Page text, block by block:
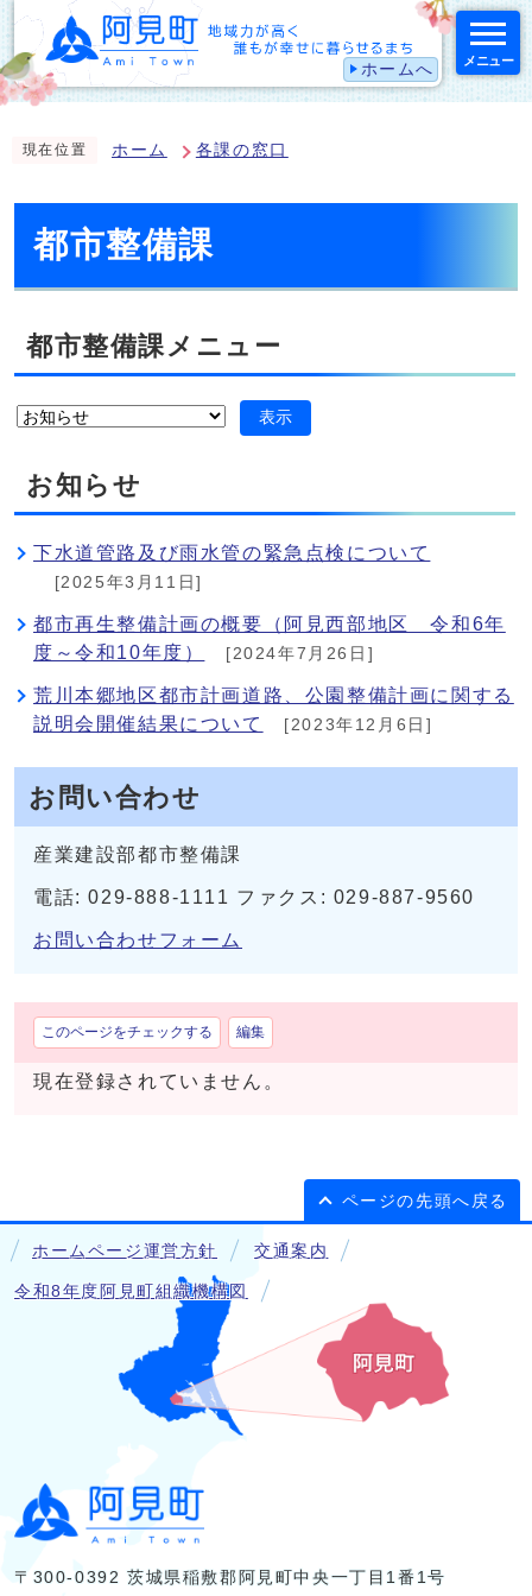
ホームへ メニュー
現在位置 ホーム 各課の窓口
都市整備課
都市整備課メニュー
表示
お知らせ
下水道管路及び雨水管の緊急点検について
[2025年3月11日]
都市再生整備計画の概要（阿見西部地区 令和6年
度～令和10年度）
[2024年7月26日]
荒川本郷地区都市計画道路、公園整備計画に関する
説明会開催結果について
[2023年12月6日]
お問い合わせ
産業建設部都市整備課
電話: 029-888-1111 ファクス: 029-887-9560
お問い合わせフォーム
このページをチェックする 編集
現在登録されていません。
ページの先頭へ戻る
ホームページ運営方針 交通案内
令和8年度阿見町組織機構図
〒300-0392 茨城県稲敷郡阿見町中央一丁目1番1号